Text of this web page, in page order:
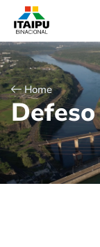
Home
Defeso